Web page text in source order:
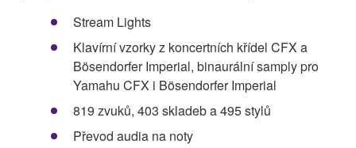
Stream Lights
Klavírní vzorky z koncertních křídel CFX a
Bösendorfer Imperial, binaurální samply pro
Yamahu CFX i Bösendorfer Imperial
819 zvuků, 403 skladeb a 495 stylů
Převod audia na noty